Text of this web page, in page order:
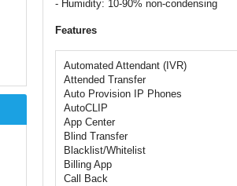
- Humidity: 10-90% non-condensing
Features
Automated Attendant (IVR)
Attended Transfer
Auto Provision IP Phones
AutoCLIP
App Center
Blind Transfer
Blacklist/Whitelist
Billing App
Call Back